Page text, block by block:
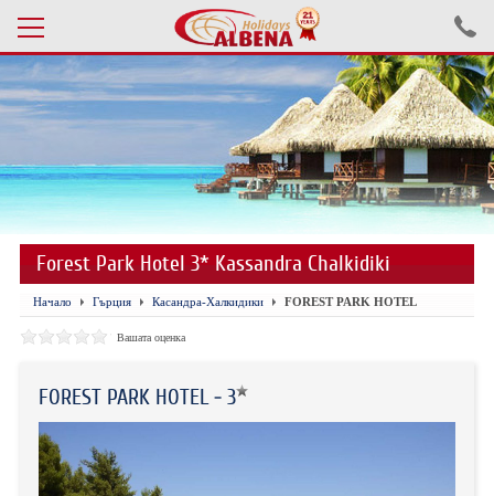
Проверка на резервация
ПОЧИВКИ С АВТОБУС 2026
ПОЧИВКИ СЪС САМОЛЕТ
ЕКСКУРЗИИ САМОЛЕТ
ЕКСКУРЗИИ АВТОБУС
ХОТЕЛИ В ТУРЦИЯ
ТУРЦИЯ С КОЛА
Forest Park Hotel 3* Kassandra Chalkidiki
Начало Гърция Касандра-Халкидики FOREST PARK HOTEL
Вашата оценка
FOREST PARK HOTEL - 3